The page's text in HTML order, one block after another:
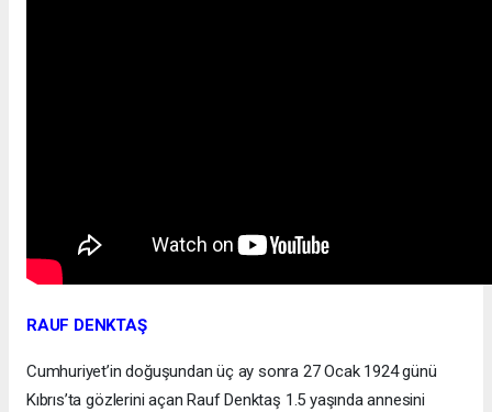
RAUF DENKTAŞ
Cumhuriyet’in doğuşundan üç ay sonra 27 Ocak 1924 günü
Kıbrıs’ta gözlerini açan Rauf Denktaş 1.5 yaşında annesini